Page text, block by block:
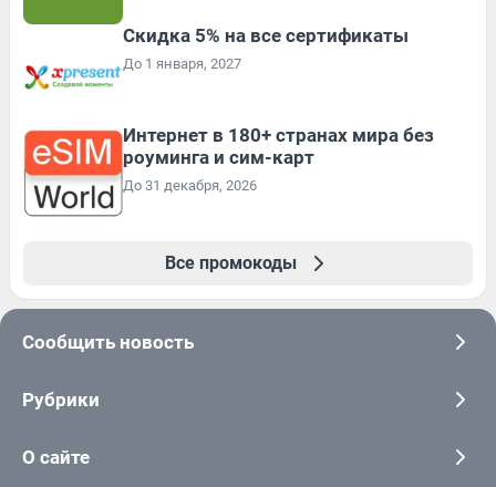
Скидка 5% на все сертификаты
До 1 января, 2027
Интернет в 180+ странах мира без
роуминга и сим-карт
До 31 декабря, 2026
Все промокоды
Сообщить новость
Рубрики
О сайте